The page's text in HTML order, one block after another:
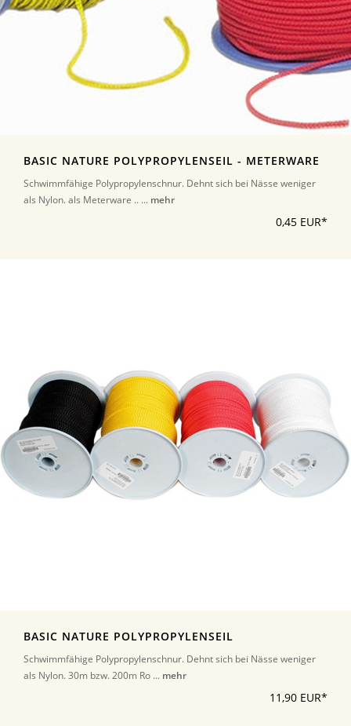
BASIC NATURE POLYPROPYLENSEIL - METERWARE
Schwimmfähige Polypropylenschnur. Dehnt sich bei Nässe weniger
als Nylon. als Meterware .. ... mehr
0,45 EUR*
BASIC NATURE POLYPROPYLENSEIL
Schwimmfähige Polypropylenschnur. Dehnt sich bei Nässe weniger
als Nylon. 30m bzw. 200m Ro ... mehr
11,90 EUR*